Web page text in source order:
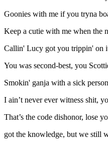
Goonies with me if you tryna
Keep a cutie with me when the
Callin' Lucy got you trippin' on
You was second-best, you
Smokin' ganja with a sick
I ain’t never ever witness shit,
That’s the code dishonor, lose
got the knowledge, but we still